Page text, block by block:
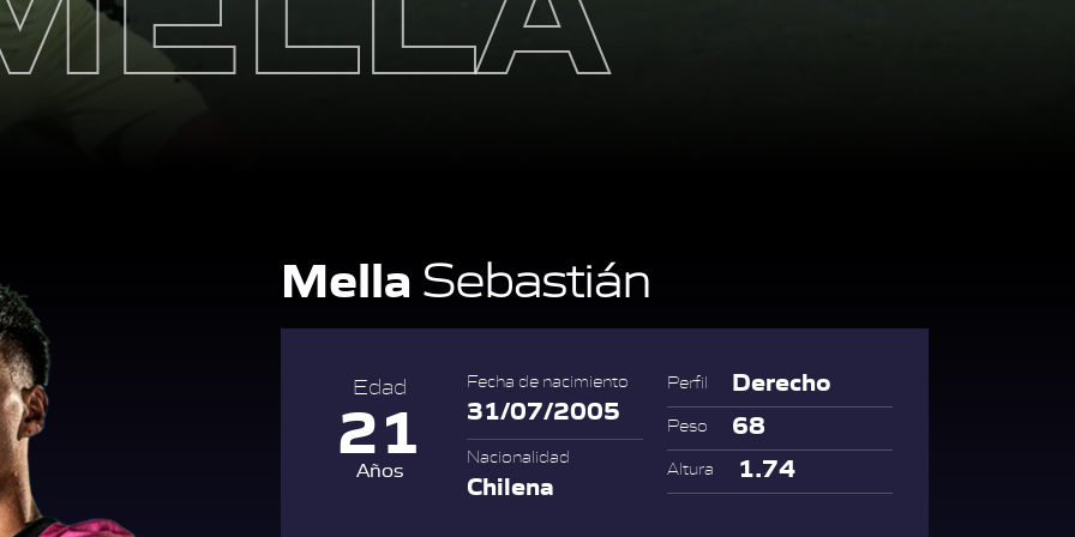
Mella Sebastián
Edad
21
Años
Fecha de nacimiento
31/07/2005
Nacionalidad
Chilena
Perfil Derecho
Peso 68
Altura 1.74